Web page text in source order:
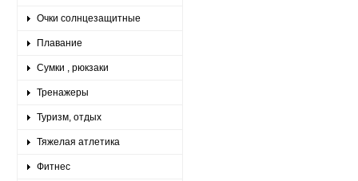
Очки солнцезащитные
Плавание
Сумки , рюкзаки
Тренажеры
Туризм, отдых
Тяжелая атлетика
Фитнес